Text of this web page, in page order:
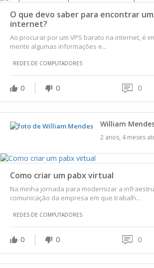
O que devo saber para encontrar
internet?
Ao procurar por um VPS barato na internet, é
mente algumas informações e...
REDES DE COMPUTADORES
0 0 0
William
2 anos, 4 meses
Como criar um pabx virtual
Na minha jornada para modernizar a
comunicação da empresa em que trabalh...
REDES DE COMPUTADORES
0 0 0